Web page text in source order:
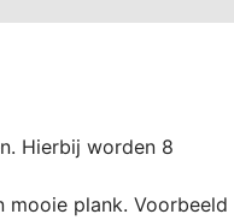
Hierbij worden 8
mooie plank. Voorbeeld